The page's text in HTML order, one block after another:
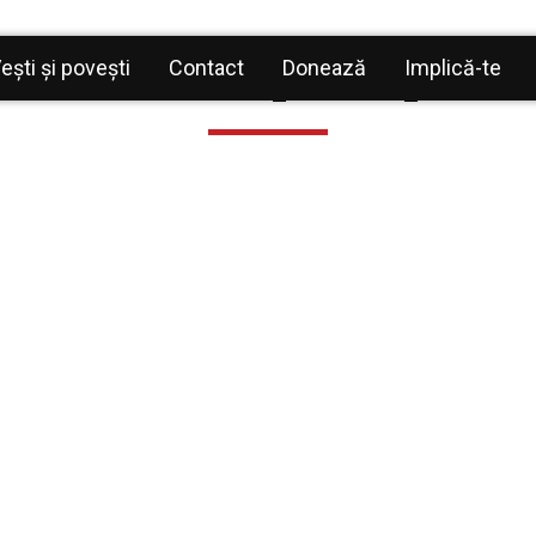
și povești Contact Donează Implică-te
Arhiepiscopia